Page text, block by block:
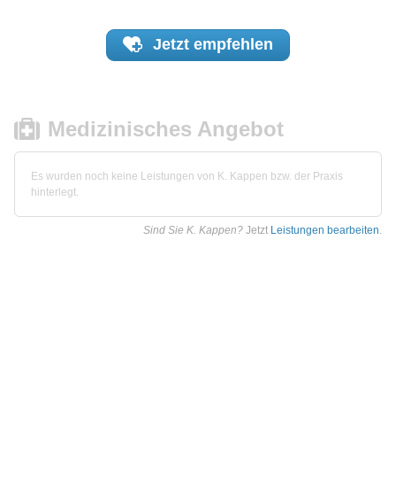
Jetzt empfehlen
Medizinisches Angebot
Es wurden noch keine Leistungen von K. Kappen bzw. der Praxis
hinterlegt.
Sind Sie K. Kappen? Jetzt Leistungen bearbeiten.